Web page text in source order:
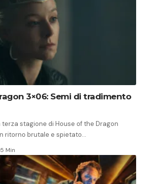
3×06: Semi di tradimento
stagione di House of the Dragon
ritorno brutale e spietato…
5 Min